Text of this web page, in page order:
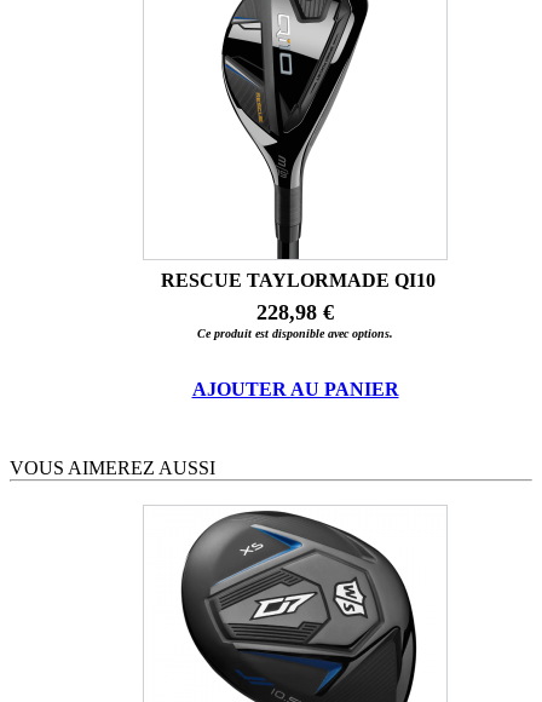
RESCUE TAYLORMADE QI10
228,98 €
Ce produit est disponible avec options.
AJOUTER AU PANIER
VOUS AIMEREZ AUSSI